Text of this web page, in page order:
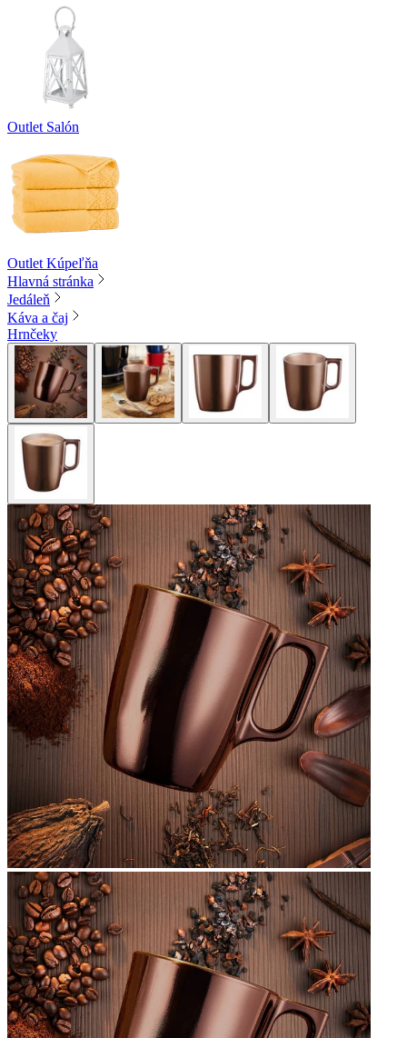
Outlet Salón
Outlet Kúpeľňa
Hlavná stránka
Jedáleň
Káva a čaj
Hrnčeky